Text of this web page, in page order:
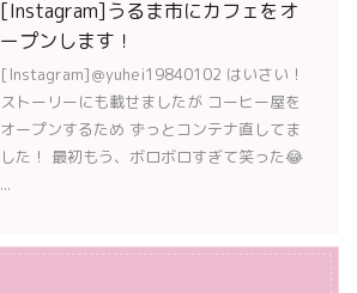
[Instagram]うるま市にカフェをオ
ープンします！
[Instagram]＠yuhei19840102 はいさい！
ストーリーにも載せましたが コーヒー屋を
オープンするため ずっとコンテナ直してま
した！ 最初もう、ボロボロすぎて笑った😂
...